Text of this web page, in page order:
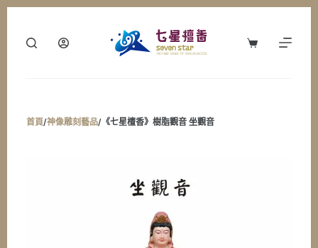
購
首頁/神像雕刻藝品/《七星檀香》樹脂觀音 坐觀音